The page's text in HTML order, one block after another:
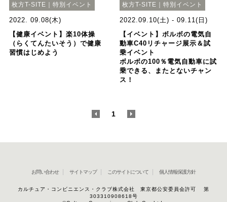
枚方T-SITE｜特別イベント
2022. 09.08(木)
【健康イベント】楽10体操
（らくてんたいそう）で健康
習慣はじめよう
枚方T-SITE｜特別イベント
2022.09.10(土) - 09.11(日)
【イベント】ボルボの電気自
動車C40リチャージ展示＆試
乗イベント
ボルボの100％電気自動車に試
乗できる、またとないチャン
ス！
1
お問い合わせ サイトマップ このサイトについて 個人情報保護方針
カルチュア・コンビニエンス・クラブ株式会社 東京都公安委員会許可 第
303310908618号